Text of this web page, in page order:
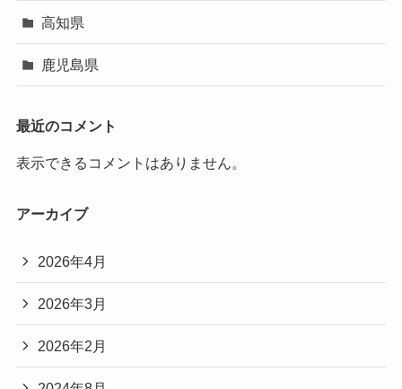
高知県
鹿児島県
最近のコメント
表示できるコメントはありません。
アーカイブ
2026年4月
2026年3月
2026年2月